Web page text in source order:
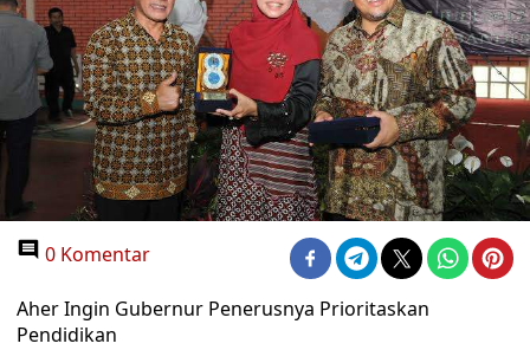
0 Komentar
Aher Ingin Gubernur Penerusnya Prioritaskan
Pendidikan